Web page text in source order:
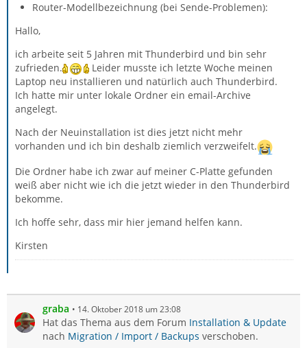
Router-Modellbezeichnung (bei Sende-Problemen):
Hallo,
ich arbeite seit 5 Jahren mit Thunderbird und bin sehr
zufrieden.
Leider musste ich letzte Woche meinen
Laptop neu installieren und natürlich auch Thunderbird.
Ich hatte mir unter lokale Ordner ein email-Archive
angelegt.
Nach der Neuinstallation ist dies jetzt nicht mehr
vorhanden und ich bin deshalb ziemlich verzweifelt.
Die Ordner habe ich zwar auf meiner C-Platte gefunden
weiß aber nicht wie ich die jetzt wieder in den Thunderbird
bekomme.
Ich hoffe sehr, dass mir hier jemand helfen kann.
Kirsten
graba 14. Oktober 2018 um 23:08
Hat das Thema aus dem Forum Installation & Update
nach Migration / Import / Backups verschoben.